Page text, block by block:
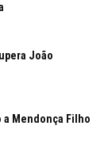
João
Mendonça Filho